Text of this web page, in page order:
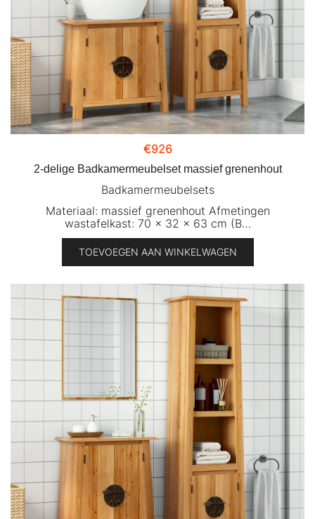
€926
2-delige Badkamermeubelset massief grenenhout
Badkamermeubelsets
Materiaal: massief grenenhout Afmetingen
wastafelkast: 70 x 32 x 63 cm (B…
TOEVOEGEN AAN WINKELWAGEN